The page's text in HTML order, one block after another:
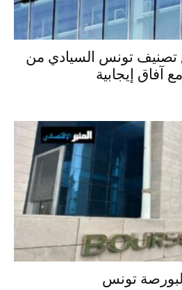
تصنيف تونس السيادي من
لبورصة تونس